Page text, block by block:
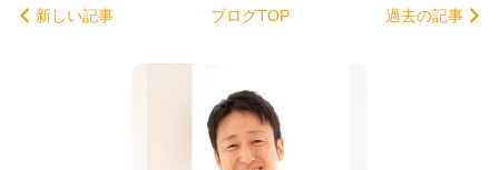
新しい記事 ブログTOP 過去の記事